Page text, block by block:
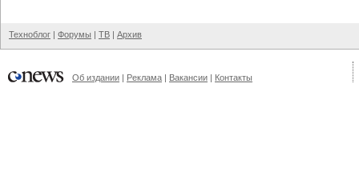
Техноблог | Форумы | ТВ | Архив
Об издании | Реклама | Вакансии | Контакты